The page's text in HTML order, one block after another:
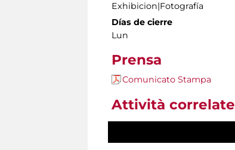
Exhibicion|Fotografía
Días de cierre
Lun
Prensa
Comunicato Stampa
Attività correlate